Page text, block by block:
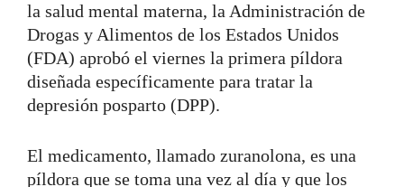
la salud mental materna, la Administración de
Drogas y Alimentos de los Estados Unidos
(FDA) aprobó el viernes la primera píldora
diseñada específicamente para tratar la
depresión posparto (DPP).
El medicamento, llamado zuranolona, es una
píldora que se toma una vez al día y que los